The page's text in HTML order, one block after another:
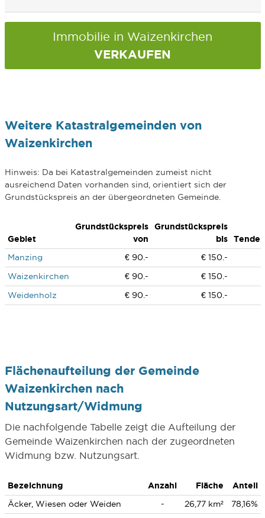
Immobilie in Waizenkirchen
VERKAUFEN
Weitere Katastralgemeinden von
Waizenkirchen
Hinweis: Da bei Katastralgemeinden zumeist nicht
ausreichend Daten vorhanden sind, orientiert sich der
Grundstückspreis an der übergeordneten Gemeinde.
Gebiet
Grundstückspreis
von
Grundstückspreis
bis
Manzing
€ 90.-
€ 150.-
Waizenkirchen
€ 90.-
€ 150.-
Weidenholz
€ 90.- € 150.-
Flächenaufteilung der Gemeinde
Waizenkirchen nach
Nutzungsart/Widmung
Die nachfolgende Tabelle zeigt die Aufteilung der
Gemeinde Waizenkirchen nach der zugeordneten
Widmung bzw. Nutzungsart.
Bezeichnung Anzahl Fläche
Anteil
Äcker, Wiesen oder Weiden
- 26,77 km² 78,16%